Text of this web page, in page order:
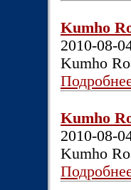
Kumho
2010-08-
Kumho
Kumho
2010-08-
Kumho